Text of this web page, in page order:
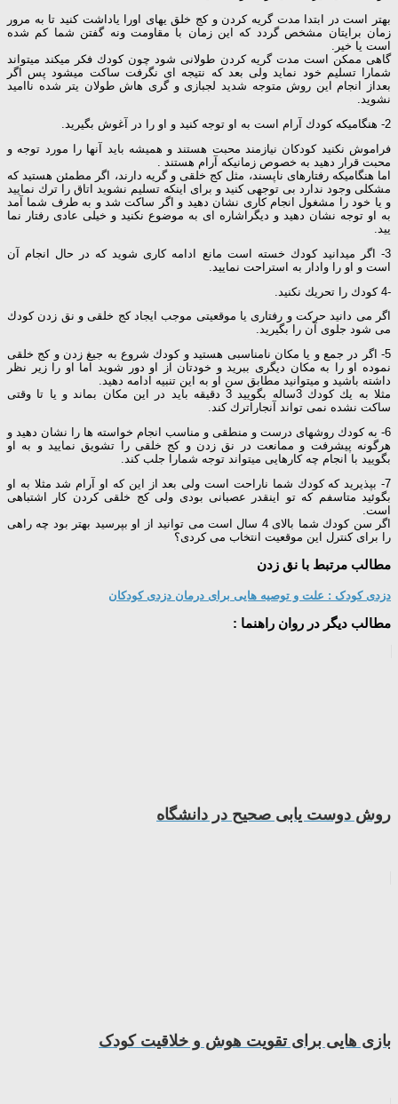
بهتر است در ابتدا مدت گریه كردن و كج خلق یهای اورا یاداشت كنید تا به مرور
زمان برایتان مشخص گردد كه این زمان با مقاومت ونه گفتن شما كم شده
است یا خیر.
گاهی ممكن است مدت گریه كردن طولانی شود چون كودك فكر میكند میتواند
شمارا تسلیم خود نماید ولی بعد كه نتیجه ای نگرفت ساكت میشود پس اگر
بعداز انجام این روش متوجه شدید لجبازی و گری هاش طولان یتر شده ناامید
نشوید.
2- هنگامیكه كودك آرام است به او توجه كنید و او را در آغوش بگیرید.
فراموش نكنید كودكان نیازمند محبت هستند و همیشه باید آنها را مورد توجه و
محبت قرار دهید به خصوص زمانیكه آرام هستند .
اما هنگامیكه رفتارهای ناپسند، مثل كج خلقی و گریه دارند، اگر مطمئن هستید كه
مشكلی وجود ندارد بی توجهی كنید و برای اینكه تسلیم نشوید اتاق را ترك نمایید
و یا خود را مشغول انجام كاری نشان دهید و اگر ساكت شد و به طرف شما آمد
به او توجه نشان دهید و دیگراشاره ای به موضوع نكنید و خیلی عادی رفتار نما
یید.
3- اگر میدانید كودك خسته است مانع ادامه كاری شوید كه در حال انجام آن
است و او را وادار به استراحت نمایید.
-4 كودك را تحریك نكنید.
اگر می دانید حركت و رفتاری یا موقعیتی موجب ایجاد كج خلقی و نق زدن كودك
می شود جلوی آن را بگیرید.
5- اگر در جمع و یا مكان نامناسبی هستید و كودك شروع به جیغ زدن و كج خلقی
نموده او را به مكان دیگری ببرید و خودتان از او دور شوید اما او را زیر نظر
داشته باشید و میتوانید مطابق سن او به این تنبیه ادامه دهید.
مثلا به یك كودك 3ساله بگویید 3 دقیقه باید در این مكان بماند و یا تا وقتی
ساكت نشده نمی تواند آنجاراترك كند.
6- به كودك روشهای درست و منطقی و مناسب انجام خواسته ها را نشان دهید و
هرگونه پیشرفت و ممانعت در نق زدن و كج خلقی را تشویق نمایید و به او
بگویید با انجام چه كارهایی میتواند توجه شمارا جلب كند.
7- بپذیرید كه كودك شما ناراحت است ولی بعد از این كه او آرام شد مثلا به او
بگوئید متاسفم كه تو اینقدر عصبانی بودی ولی كج خلقی كردن كار اشتباهی
است.
اگر سن كودك شما بالای 4 سال است می توانید از او بپرسید بهتر بود چه راهی
را برای كنترل این موقعیت انتخاب می كردی؟
مطالب مرتبط با نق زدن
دزدی کودک : علت و توصیه هایی برای درمان دزدی کودکان
مطالب دیگر در روان راهنما :
روش دوست یابی صحیح در دانشگاه
بازی هایی برای تقویت هوش و خلاقیت کودک